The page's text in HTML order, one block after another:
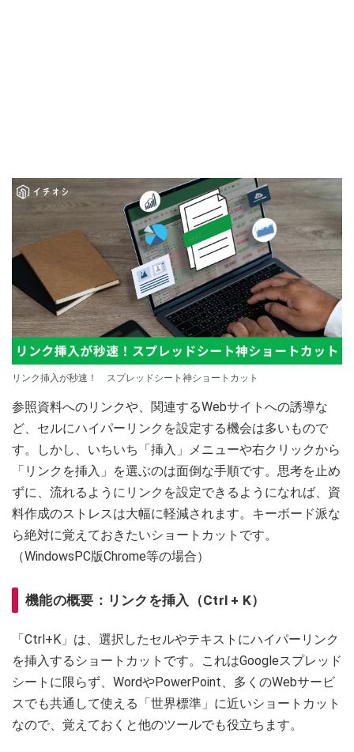
リンク挿入が秒速！ スプレッドシート神ショートカット
参照資料へのリンクや、関連するWebサイトへの誘導な
ど、セルにハイパーリンクを設定する機会は多いもので
す。しかし、いちいち「挿入」メニューや右クリックから
「リンクを挿入」を選ぶのは面倒な手順です。思考を止め
ずに、流れるようにリンクを設定できるようになれば、資
料作成のストレスは大幅に軽減されます。キーボード派な
ら絶対に覚えておきたいショートカットです。
（WindowsPC版Chrome等の場合）
機能の概要：リンクを挿入（Ctrl + K）
「Ctrl+K」は、選択したセルやテキストにハイパーリンク
を挿入するショートカットです。これはGoogleスプレッド
シートに限らず、WordやPowerPoint、多くのWebサービ
スでも共通して使える「世界標準」に近いショートカット
なので、覚えておくと他のツールでも役立ちます。